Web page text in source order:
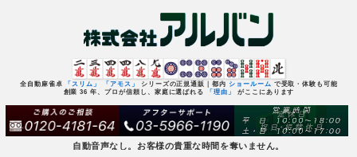
全自動麻雀卓 「スリム」 「アモス」 シリーズの正規通販｜都内 ショールーム で受取・体験も可能
創業 36 年、プロが信頼し、家庭に選ばれる 「理由」 がここにあります
自動音声なし。お客様の貴重な時間を奪いません。